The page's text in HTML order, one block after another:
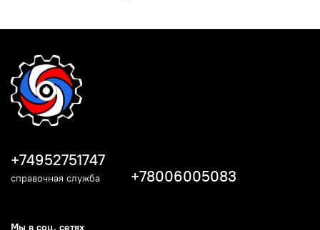
+74952751747
справочная служба +78006005083
Мы в соц. сетях